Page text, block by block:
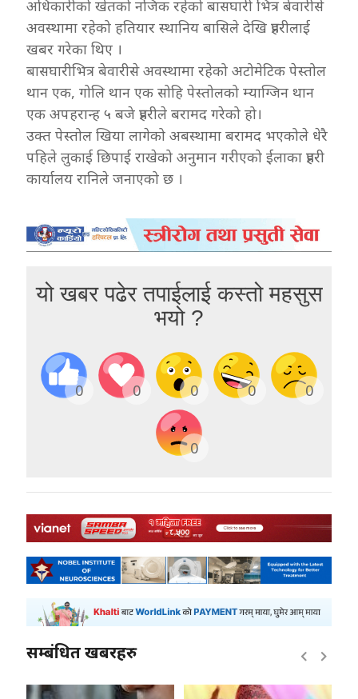
अधिकारीको खेतको नजिक रहेको बासघारी भित्र बेवारीसे
अवस्थामा रहेको हतियार स्थानिय बासिले देखि प्रहरीलाई
खबर गरेका थिए ।
बासघारीभित्र बेवारीसे अवस्थामा रहेको अटोमेटिक पेस्तोल
थान एक, गोलि थान एक सोहि पेस्तोलको म्याग्जिन थान
एक अपहरान्ह ५ बजे प्रहरीले बरामद गरेको हो।
उक्त पेस्तोल खिया लागेको अबस्थामा बरामद भएकोले धेरै
पहिले लुकाई छिपाई राखेको अनुमान गरीएको ईलाका प्रहरी
कार्यालय रानिले जनाएको छ ।
यो खबर पढेर तपाईलाई कस्तो महसुस
भयो ?
0 0 0 0 0
0
सम्बंधित खबरहरु